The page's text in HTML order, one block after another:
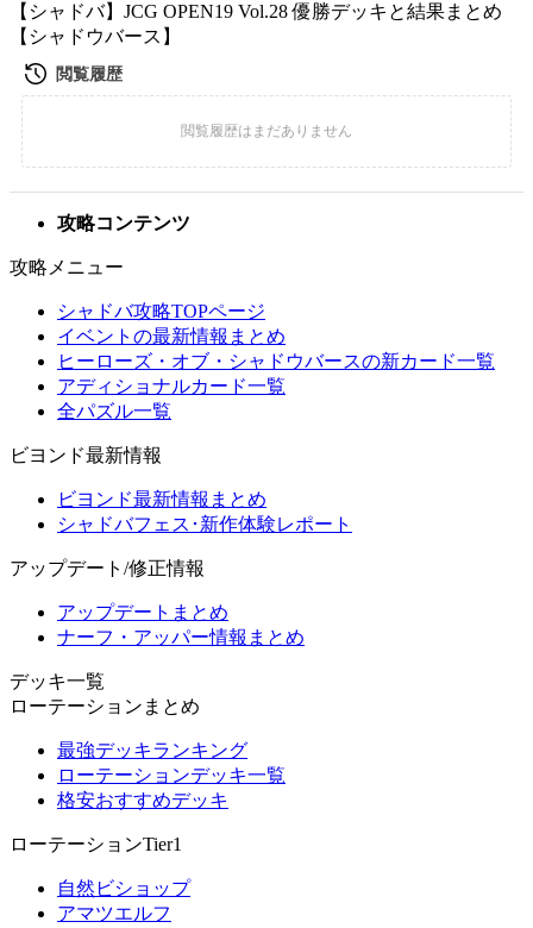
【シャドバ】JCG OPEN19 Vol.28 優勝デッキと結果まとめ
【シャドウバース】
攻略コンテンツ
攻略メニュー
シャドバ攻略TOPページ
イベントの最新情報まとめ
ヒーローズ・オブ・シャドウバースの新カード一覧
アディショナルカード一覧
全パズル一覧
ビヨンド最新情報
ビヨンド最新情報まとめ
シャドバフェス･新作体験レポート
アップデート/修正情報
アップデートまとめ
ナーフ・アッパー情報まとめ
デッキ一覧
ローテーションまとめ
最強デッキランキング
ローテーションデッキ一覧
格安おすすめデッキ
ローテーションTier1
自然ビショップ
アマツエルフ